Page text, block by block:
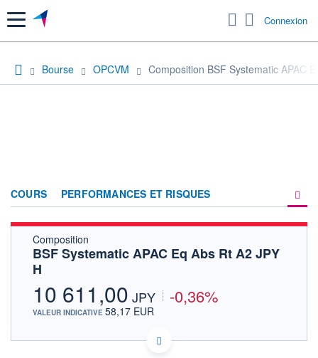
Menu Connexion
Bourse OPCVM Composition BSF Systematic APAC
COURS PERFORMANCES ET RISQUES
FORUM
Composition
BSF Systematic APAC Eq Abs Rt A2 JPY
H
10 611,00 JPY -0,36%
VALEUR INDICATIVE 58,17 EUR
LU3030295326 - BlackRock (Luxembourg) SA